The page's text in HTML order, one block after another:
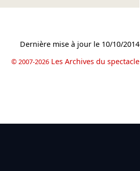
Dernière mise à jour le 10/10/2014
© 2007-2026 Les Archives du spectacle